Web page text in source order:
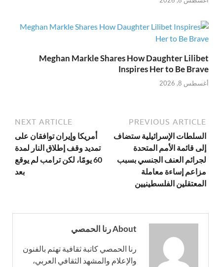
Meghan Markle Shares How Daughter Lilibet
Inspires Her to Be Brave
أغسطس 8, 2026
PREVIOUS ARTICLE
السلطات الإسرائيلية ستضاف
إلى قائمة الأمم المتحدة
لجرائم العنف الجنسي بسبب
مزاعم إساءة معاملة
المعتقلين الفلسطينيين
NEXT ARTICLE
أمريكا وإيران توافقان على
تمديد وقف إطلاق النار لمدة
60 يومًا، لكن ترامب لم يوقع
بعد
About رنا الحمصي
رنا الحمصي كاتبة ثقافية تهتم بالفنون
والإعلام والمشهد الثقافي العربي،